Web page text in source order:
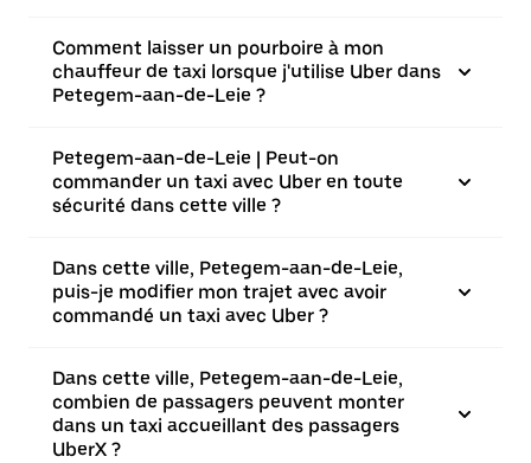
Comment laisser un pourboire à mon
chauffeur de taxi lorsque j'utilise Uber dans
Petegem-aan-de-Leie ?
Petegem-aan-de-Leie | Peut-on
commander un taxi avec Uber en toute
sécurité dans cette ville ?
Dans cette ville, Petegem-aan-de-Leie,
puis-je modifier mon trajet avec avoir
commandé un taxi avec Uber ?
Dans cette ville, Petegem-aan-de-Leie,
combien de passagers peuvent monter
dans un taxi accueillant des passagers
UberX ?